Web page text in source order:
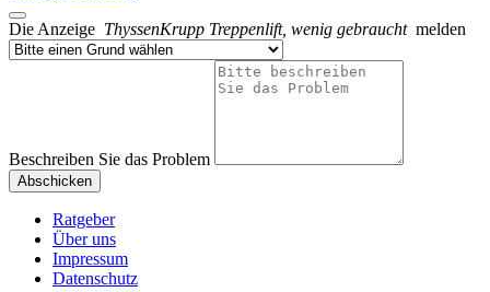
Die Anzeige ThyssenKrupp Treppenlift, wenig gebrauchtmelden
Beschreiben Sie das Problem
Abschicken
Ratgeber
Über uns
Impressum
Datenschutz